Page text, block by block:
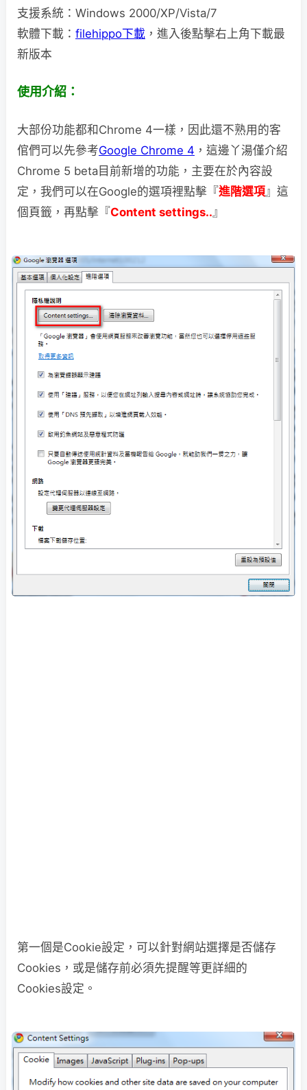
支援系統：Windows 2000/XP/Vista/7
軟體下載： filehippo下載 ，進入後點擊右上角下載最
新版本
使用介紹：
大部份功能都和Chrome 4一樣，因此還不熟用的客
倌們可以先參考Google Chrome 4 ，這邊丫湯僅介紹
Chrome 5 beta目前新增的功能，主要在於內容設
定，我們可以在Google的選項裡點擊『進階選項』這
個頁籤，再點擊『Content settings..』
第一個是Cookie設定，可以針對網站選擇是否儲存
Cookies，或是儲存前必須先提醒等更詳細的
Cookies設定。